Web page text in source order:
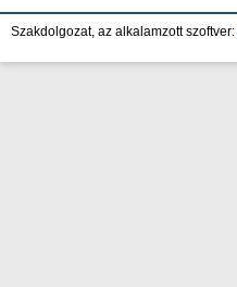
Szakdolgozat, az alkalamzott szoftver: